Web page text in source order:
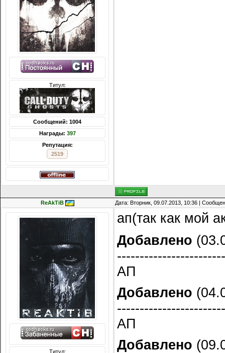
Титул:
Сообщений: 1004
Награды: 397
Репутация:
2519
ReAkTiB Дата: Вторник, 09.07.2013, 10:36 |
Титул:
ап(так как мой
Добавлено
АП
Добавлено
АП
Добавлено